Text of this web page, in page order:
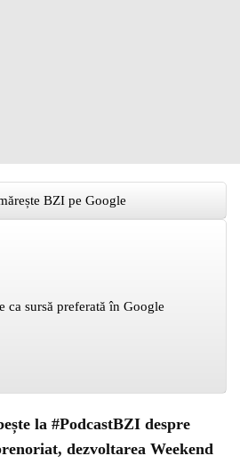
BZI pe Google
ca sursă preferată în Google
la #PodcastBZI despre
dezvoltarea Weekend